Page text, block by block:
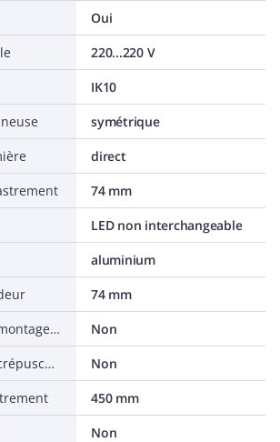
Oui
220...220 V
IK10
symétrique
direct
74 mm
LED non interchangeable
aluminium
74 mm
Adapté pour le montage suspendu
Non
Avec détecteur crépusculaire
Non
450 mm
Non